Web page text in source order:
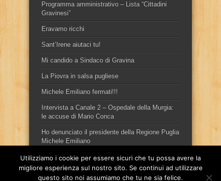
Programma amministrativo – Lista “Cittadini
Gravinesi”
Eravamo ricchi
Sant’Irene aiutaci tu!
Mi candido a Sindaco di Gravina
La Piovra in salsa pugliese
Michele Emiliano fermati!!!
Intervista a Canale 2 – Ospedale della Murgia:
le accuse di Mario Conca
Ho denunciato il presidente della Regione Puglia
Michele Emiliano
Utilizziamo i cookie per essere sicuri che tu possa avere la
migliore esperienza sul nostro sito. Se continui ad utilizzare
questo sito noi assumiamo che tu ne sia felice.